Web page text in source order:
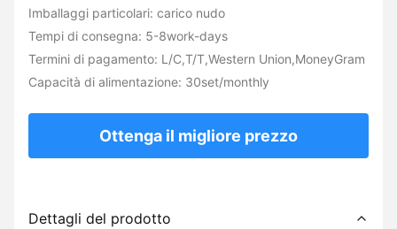
Imballaggi particolari: carico nudo
Tempi di consegna: 5-8work-days
Termini di pagamento: L/C,T/T,Western Union,MoneyGram
Capacità di alimentazione: 30set/monthly
Ottenga il migliore prezzo
Dettagli del prodotto